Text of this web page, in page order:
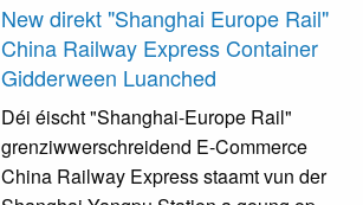
New direkt "Shanghai Europe Rail"
China Railway Express Container
Gidderween Luanched
Déi éischt "Shanghai-Europe Rail"
grenziwwerschreidend E-Commerce
China Railway Express staamt vun der